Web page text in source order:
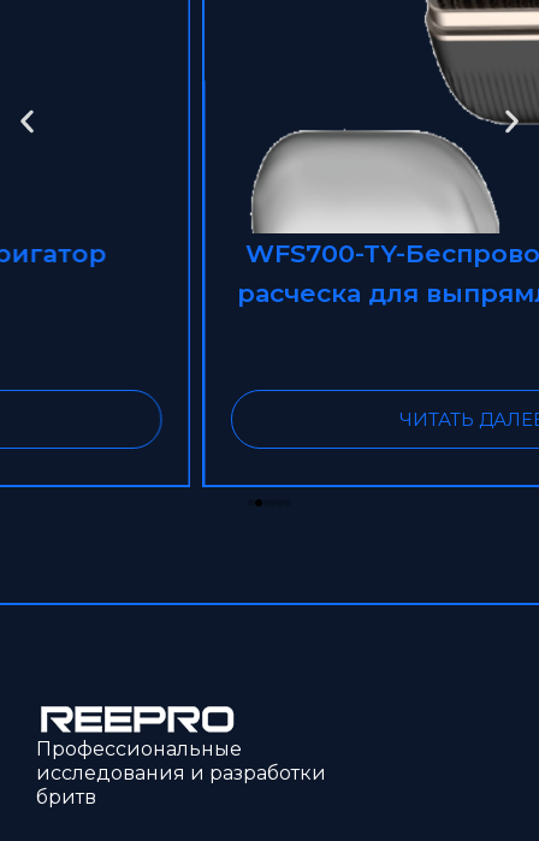
WFS700-TY-Беспроводная мини-
расческа для выпрямления волос
ЧИТАТЬ ДАЛЕЕ
Профессиональные
исследования и разработки
бритв